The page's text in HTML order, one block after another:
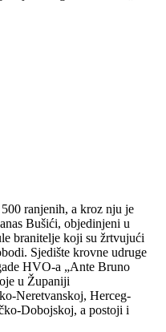
ranjenih, a kroz nju je
Bušići, objedinjeni u
branitelje koji su žrtvujući
Sjedište krovne udruge
HVO-a „Ante Bruno
u Županiji
Neretvanskoj, Herceg-
Dobojskoj, a postoji i